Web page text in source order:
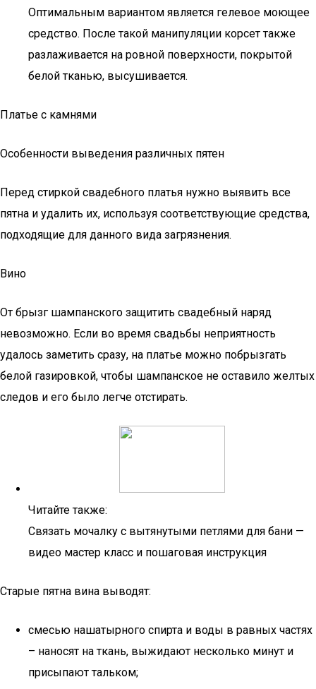
Оптимальным вариантом является гелевое моющее
средство. После такой манипуляции корсет также
разлаживается на ровной поверхности, покрытой
белой тканью, высушивается.
Платье с камнями
Особенности выведения различных пятен
Перед стиркой свадебного платья нужно выявить все
пятна и удалить их, используя соответствующие средства,
подходящие для данного вида загрязнения.
Вино
От брызг шампанского защитить свадебный наряд
невозможно. Если во время свадьбы неприятность
удалось заметить сразу, на платье можно побрызгать
белой газировкой, чтобы шампанское не оставило желтых
следов и его было легче отстирать.
Читайте также:
Связать мочалку с вытянутыми петлями для бани —
видео мастер класс и пошаговая инструкция
Старые пятна вина выводят:
смесью нашатырного спирта и воды в равных частях
– наносят на ткань, выжидают несколько минут и
присыпают тальком;